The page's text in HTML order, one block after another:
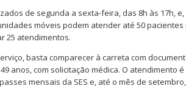
de segunda a sexta-feira, das 8h às 17h,
móveis podem atender até 50
25 atendimentos.
basta comparecer à carreta com
anos, com solicitação médica. O atendimento
mensais da SES e, até o mês de